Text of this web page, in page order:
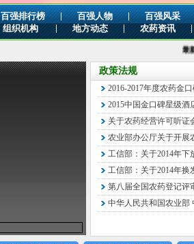
百强排行榜 | 百强人物 |
百强风采
组织机构 | 地方动态 | 农药资讯 |
最新公告：
政策法规
2016-2017年度农药金
2015中国金口碑星级酒
关于农药经营许可听证
农业部办公厅关于开展
工信部：关于2014年下
工信部：关于2014年换
第八届全国农药登记评
中华人民共和国农业部